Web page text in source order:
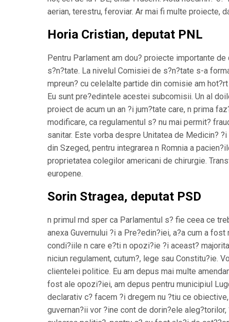
aerian, terestru, feroviar. Ar mai fi multe proiecte,
Horia Cristian, deputat PNL
Pentru Parlament am dou? proiecte importante
s?n?tate. La nivelul Comisiei de s?n?tate s-a
mpreun? cu celelalte partide din comisie am
Eu sunt pre?edintele acestei subcomisii. Un al
proiect de acum un an ?i jum?tate care, n prima
modificare, ca regulamentul s? nu mai permit?
sanitar. Este vorba despre Unitatea de Medicin?
din Szeged, pentru integrarea n Romnia a
proprietatea colegilor americani de chirurgie.
europene.
Sorin Stragea, deputat PSD
n primul rnd sper ca Parlamentul s? fie ceea ce
anexa Guvernului ?i a Pre?edin?iei, a?a cum a
condi?iile n care e?ti n opozi?ie ?i aceast?
niciun regulament, cutum?, lege sau Constitu?ie.
clientelei politice. Eu am depus mai multe
fost ale opozi?iei, am depus pentru municipiul
declarativ c? facem ?i dregem nu ?tiu ce
guvernan?ii vor ?ine cont de dorin?ele